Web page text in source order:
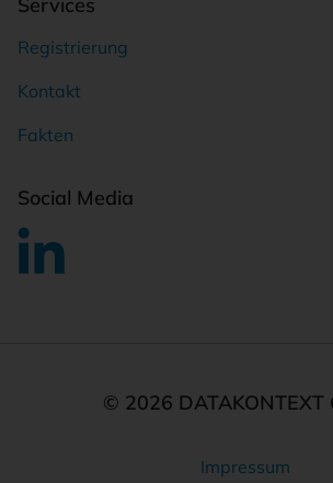
Registrierung
Kontakt
Fakten
Social Media
© 2026 DATAKONTEXT
Impressum